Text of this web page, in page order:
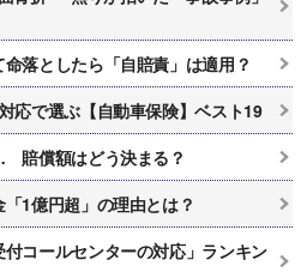
落としたら「自賠責」は適用？
で選ぶ【自動車保険】ベスト19
賠償額はどう決まる？
1億円超」の理由とは？
コールセンターの対応」ランキン